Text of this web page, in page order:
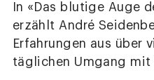
In «Das blutige Auge
erzählt André
Erfahrungen aus über
täglichen Umgang mit